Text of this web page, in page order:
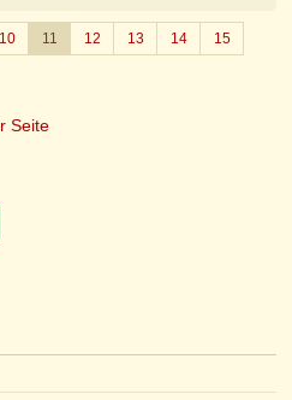
10 11 12 13 14
15
Seite